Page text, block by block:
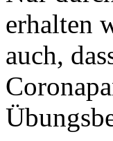
erhalten
auch,